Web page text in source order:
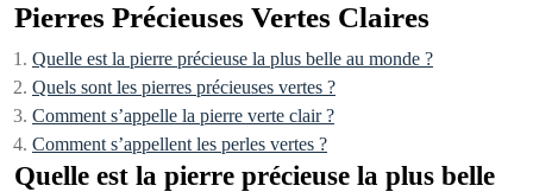
Pierres Précieuses Vertes Claires
Quelle est la pierre précieuse la plus belle au monde ?
Quels sont les pierres précieuses vertes ?
Comment s’appelle la pierre verte clair ?
Comment s’appellent les perles vertes ?
Quelle est la pierre précieuse la plus belle